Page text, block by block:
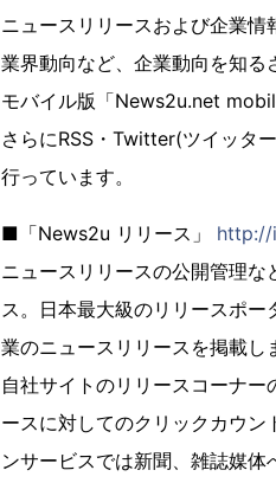
ニュースリリースおよび企業
業界動向など、企業動向を知
モバイル版「News2u.net
さらにRSS・Twitter(ツイッタ
行っています。
■「News2u リリース」 http://
ニュースリリースの公開管理
ス。日本最大級のリリースポー
業のニュースリリースを掲載し
自社サイトのリリースコーナ
ースに対してのクリックカウ
ンサービスでは新聞、雑誌媒体